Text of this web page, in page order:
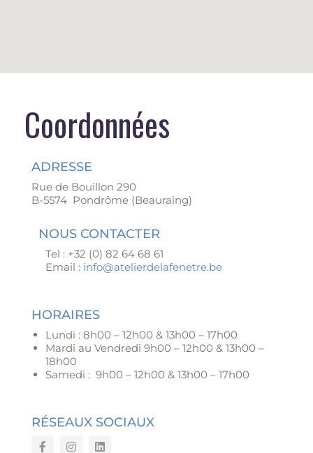
Coordonnées
ADRESSE
Rue de Bouillon 290
B-5574 Pondrôme (Beauraing)
NOUS CONTACTER
Tel : +32 (0) 82 64 68 61
Email : info@atelierdelafenetre.be
HORAIRES
Lundi : 8h00 – 12h00 & 13h00 – 17h00
Mardi au Vendredi 9h00 – 12h00 & 13h00 –
18h00
Samedi : 9h00 – 12h00 & 13h00 – 17h00
RÉSEAUX SOCIAUX